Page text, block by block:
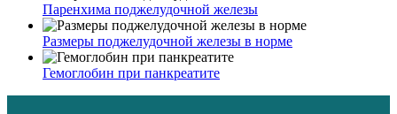
Паренхима поджелудочной железы
Размеры поджелудочной железы в норме
Гемоглобин при панкреатите